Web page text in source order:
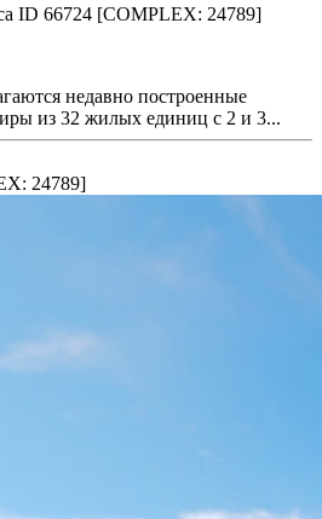
ID 66724 [COMPLEX: 24789]
недавно построенные
из 32 жилых единиц с 2 и 3...
24789]